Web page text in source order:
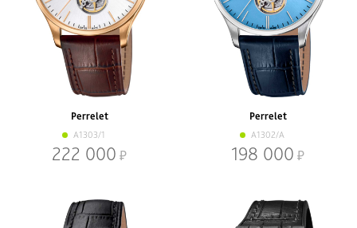
Perrelet
A1303/1
222 000
Perrelet
A1302/A
198 000